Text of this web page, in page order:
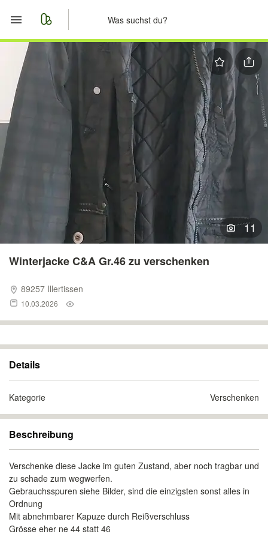
Merkliste
11
Winterjacke C&A Gr.46 zu verschenken
89257 Illertissen
10.03.2026
Details
Kategorie Verschenken
Beschreibung
Verschenke diese Jacke im guten Zustand, aber noch tragbar und
zu schade zum wegwerfen.
Gebrauchsspuren siehe Bilder, sind die einzigsten sonst alles in
Ordnung
Mit abnehmbarer Kapuze durch Reißverschluss
Grösse eher ne 44 statt 46